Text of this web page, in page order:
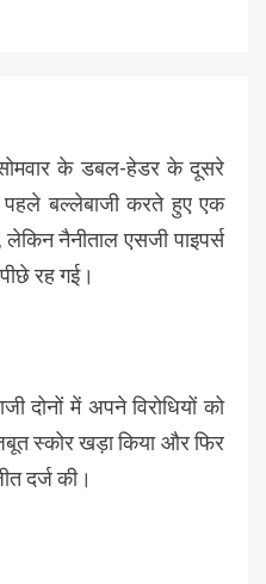
के डबल-हेडर के दूसरे
पहले बल्लेबाजी करते हुए एक
नैनीताल एसजी पाइपर्स
रह गई।
दोनों में अपने विरोधियों को
स्कोर खड़ा किया और फिर
दर्ज की।